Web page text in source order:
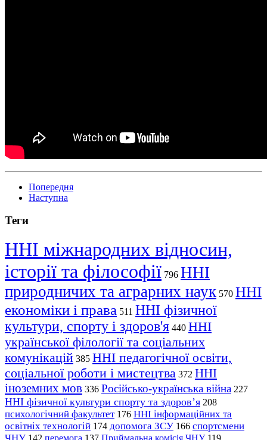
Попередня
Наступна
Теги
ННІ міжнародних відносин,
історії та філософії 796 ННІ
природничих та аграрних наук 570 ННІ
економіки і права 511 ННІ фізичної
культури, спорту і здоров'я 440 ННІ
української філології та соціальних
комунікацій 385 ННІ педагогічної освіти,
соціальної роботи і мистецтва 372 ННІ
іноземних мов 336 Російсько-українська війна 227
ННІ фізичної культури спорту та здоров’я 208
психологічний факультет 176 ННІ інформаційних та
освітніх технологій 174 допомога ЗСУ 166 спортсмени
142 137 Приймальна комісія ЧНУ 119